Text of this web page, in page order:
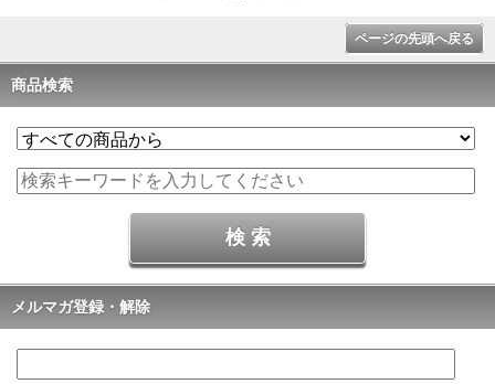
ページの先頭へ戻る
商品検索
メルマガ登録・解除